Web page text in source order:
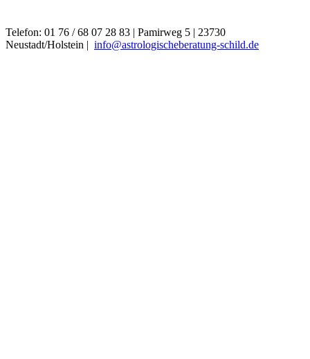
Telefon: 01 76 / 68 07 28 83 | Pamirweg 5 | 23730
Neustadt/Holstein | info@astrologischeberatung-schild.de